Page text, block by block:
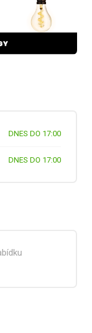
DNES DO 17:00
DNES DO 17:00